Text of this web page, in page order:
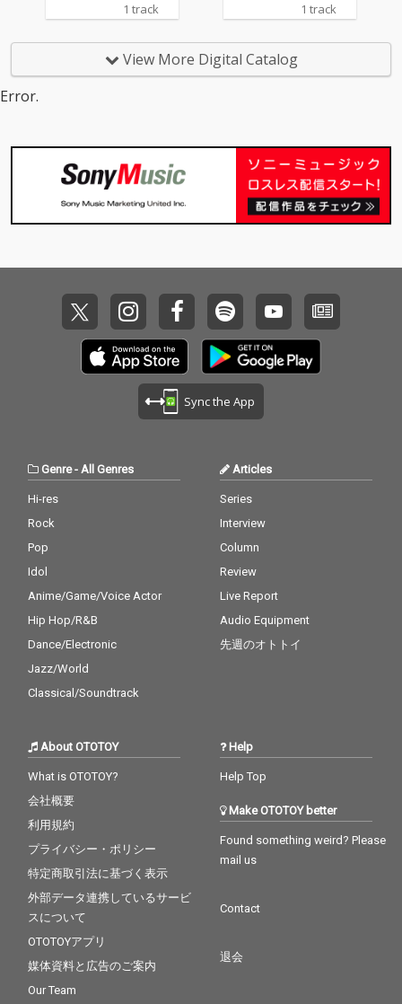
ラブカルチャー／ダン
荒々しく歪んだギター
ルバムのアートワーク
には、『ミュージッ
ク・ファッション・フ
ィルム』を象徴するジ
ョン・ケール、マー
の３人が登場。３人の
ーxcxの存在を確かに
感じさせるヴィヴィッ
ドなモノクロームのポ
ートレートにも注目！
ラブカルチャー／ダン
荒々しく歪んだギター
ルバムのアートワーク
には、『ミュージッ
ク・ファッション・フ
ィルム』を象徴するジ
ョン・ケール、マー
の３人が登場。３人の
ーxcxの存在を確かに
感じさせるヴィヴィッ
ドなモノクロームのポ
ートレートにも注目！
1 track 1 track
View More Digital Catalog
Error.
Sync the App
Genre- All Genres
Hi-res
Rock
Pop
Idol
Anime/Game/Voice Actor
Hip Hop/R&B
Dance/Electronic
Jazz/World
Classical/Soundtrack
Articles
Series
Interview
Column
Review
Live Report
Audio Equipment
先週のオトトイ
About OTOTOY
What is OTOTOY?
会社概要
利用規約
プライバシー・ポリシー
特定商取引法に基づく表示
外部データ連携しているサービ
スについて
OTOTOYアプリ
媒体資料と広告のご案内
Our Team
Help
Help Top
Make OTOTOY better
Found something weird? Please
mail us
Contact
退会